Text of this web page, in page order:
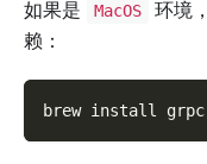
如果是 MacOS 环境
赖：
brew install